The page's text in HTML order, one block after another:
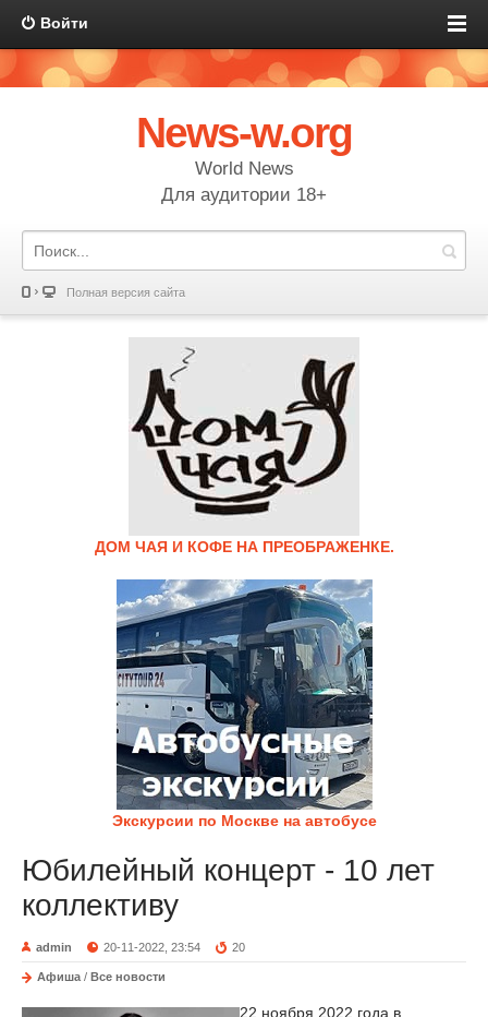
Войти
News-w.org
World News
Для аудитории 18+
Полная версия сайта
ДОМ ЧАЯ И КОФЕ НА ПРЕОБРАЖЕНКЕ.
Экскурсии по Москве на автобусе
Юбилейный концерт - 10 лет
коллективу
admin 20-11-2022, 23:54 20
Афиша / Все новости
22 ноября 2022 года в